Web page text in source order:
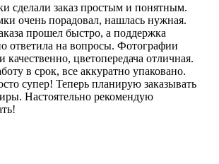
сделали заказ простым и понятным.
очень порадовал, нашлась нужная.
прошел быстро, а поддержка
ответила на вопросы. Фотографии
качественно, цветопередача отличная.
в срок, все аккуратно упаковано.
супер! Теперь планирую заказывать
Настоятельно рекомендую